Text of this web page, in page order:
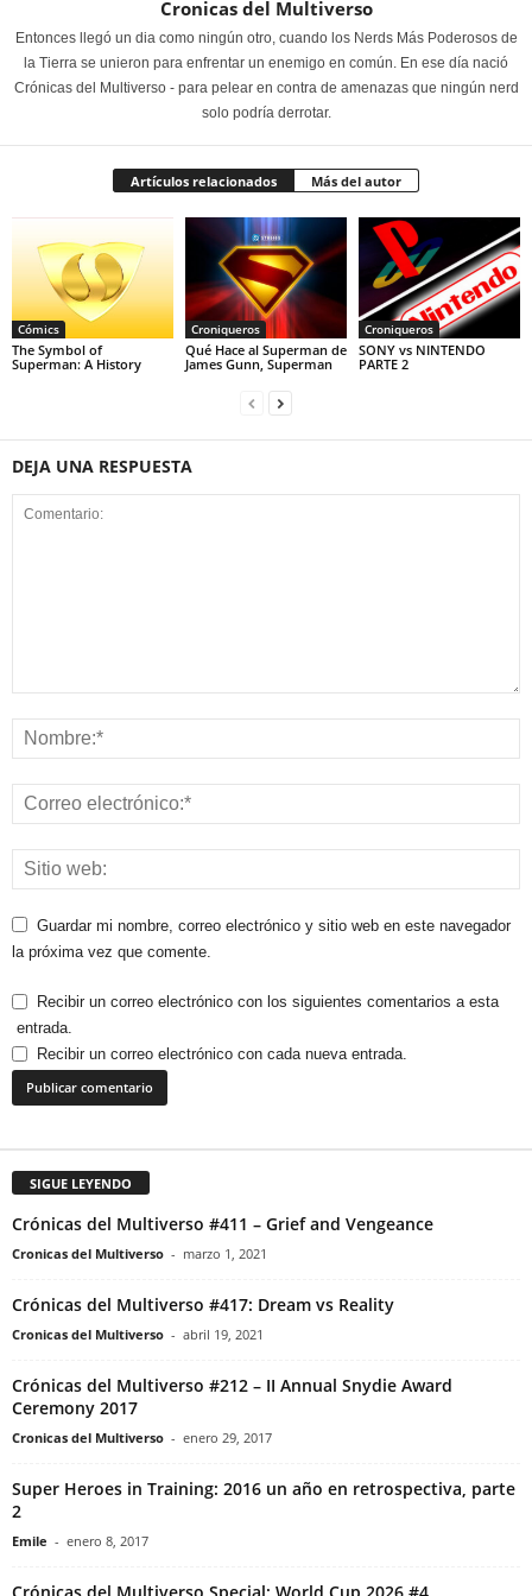
Cronicas del Multiverso
Entonces llegó un dia como ningún otro, cuando los Nerds Más Poderosos de
la Tierra se unieron para enfrentar un enemigo en común. En ese día nació
Crónicas del Multiverso - para pelear en contra de amenazas que ningún nerd
solo podría derrotar.
Artículos relacionados Más del autor
Cómics
The Symbol of
Superman: A History
Croniqueros
Qué Hace al Superman de
James Gunn, Superman
Croniqueros
SONY vs NINTENDO
PARTE 2
DEJA UNA RESPUESTA
Guardar mi nombre, correo electrónico y sitio web en este navegador
la próxima vez que comente.
Recibir un correo electrónico con los siguientes comentarios a esta
entrada.
Recibir un correo electrónico con cada nueva entrada.
SIGUE LEYENDO
Crónicas del Multiverso #411 – Grief and Vengeance
Cronicas del Multiverso - marzo 1, 2021
Crónicas del Multiverso #417: Dream vs Reality
Cronicas del Multiverso - abril 19, 2021
Crónicas del Multiverso #212 – II Annual Snydie Award
Ceremony 2017
Cronicas del Multiverso - enero 29, 2017
Super Heroes in Training: 2016 un año en retrospectiva, parte
2
Emile - enero 8, 2017